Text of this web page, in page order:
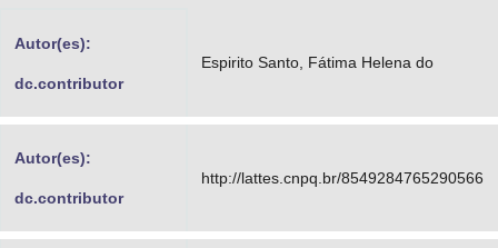
Planalto
Autor(es):
dc.contributor
Espirito Santo, Fátima Helena do
Autor(es):
dc.contributor
http://lattes.cnpq.br/8549284765290566